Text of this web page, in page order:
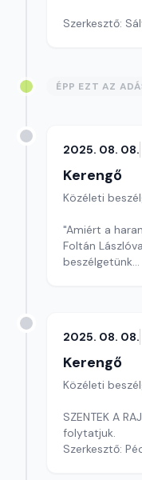
Szerkesztő:
ÉPP EZT AZ
2025. 08. 08.
Kerengő
Közéleti
"Amiért a
Foltán
beszélgetünk
2025. 08. 08.
Kerengő
Közéleti
SZENTEK A
folytatjuk.
Szerkesztő: